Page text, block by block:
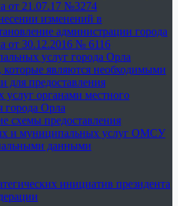
от 21.07.17 №3274
изменений в
администрации города
от 30.12.2016 № 6116
услуг города Орла
которые являются необходимыми
для предоставления
органами местного
города Орла
схемы предоставления
и муниципальных услуг ОМСУ
данными
инициатив президента